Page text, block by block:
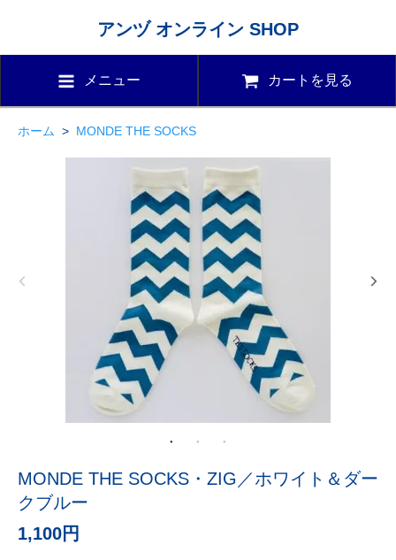
アンヅ オンライン SHOP
メニュー カートを見る
ホーム > MONDE THE SOCKS
MONDE THE SOCKS・ZIG／ホワイト＆ダー
クブルー
1,100円